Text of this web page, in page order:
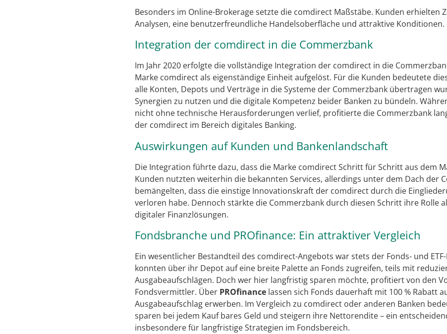
Besonders im Online-Brokerage setzte die comdirect Maßstäbe. Kunden erhielten
Analysen, eine benutzerfreundliche Handelsoberfläche und attraktive Konditionen.
Integration der comdirect in die Commerzbank
Im Jahr 2020 erfolgte die vollständige Integration der comdirect in die
Marke comdirect als eigenständige Einheit aufgelöst. Für die Kunden bedeutete
alle Konten, Depots und Verträge in die Systeme der Commerzbank übertragen
Synergien zu nutzen und die digitale Kompetenz beider Banken zu bündeln.
nicht ohne technische Herausforderungen verlief, profitierte die Commerzbank
der comdirect im Bereich digitales Banking.
Auswirkungen auf Kunden und Bankenlandschaft
Die Integration führte dazu, dass die Marke comdirect Schritt für Schritt aus dem
Kunden nutzten weiterhin die bekannten Services, allerdings unter dem Dach der
bemängelten, dass die einstige Innovationskraft der comdirect durch die
verloren habe. Dennoch stärkte die Commerzbank durch diesen Schritt ihre Rolle
digitaler Finanzlösungen.
Fondsbranche und PROfinance: Ein attraktiver Vergleich
Ein wesentlicher Bestandteil des comdirect-Angebots war stets der Fonds- und
konnten über ihr Depot auf eine breite Palette an Fonds zugreifen, teils mit
Ausgabeaufschlägen. Doch wer hier langfristig sparen möchte, profitiert von den
Fondsvermittler. Über PROfinance lassen sich Fonds dauerhaft mit 100 % Rabatt
Ausgabeaufschlag erwerben. Im Vergleich zu comdirect oder anderen Banken
sparen bei jedem Kauf bares Geld und steigern ihre Nettorendite – ein
insbesondere für langfristige Strategien im Fondsbereich.